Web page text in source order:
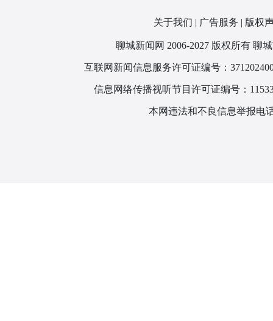
关于我们 | 广告服务 | 版权
聊城新闻网 2006-2027 版权所有 聊
互联网新闻信息服务许可证编号：
信息网络传播视听节目许可证编号：
本网违法和不良信息举报电